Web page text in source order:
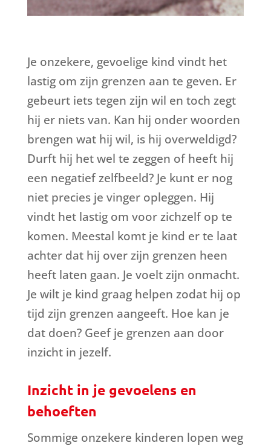
Je onzekere, gevoelige kind vindt het
lastig om zijn grenzen aan te geven. Er
gebeurt iets tegen zijn wil en toch zegt
hij er niets van. Kan hij onder woorden
brengen wat hij wil, is hij overweldigd?
Durft hij het wel te zeggen of heeft hij
een negatief zelfbeeld? Je kunt er nog
niet precies je vinger opleggen. Hij
vindt het lastig om voor zichzelf op te
komen. Meestal komt je kind er te laat
achter dat hij over zijn grenzen heen
heeft laten gaan. Je voelt zijn onmacht.
Je wilt je kind graag helpen zodat hij op
tijd zijn grenzen aangeeft. Hoe kan je
dat doen? Geef je grenzen aan door
inzicht in jezelf.
Inzicht in je gevoelens en
behoeften
Sommige onzekere kinderen lopen weg